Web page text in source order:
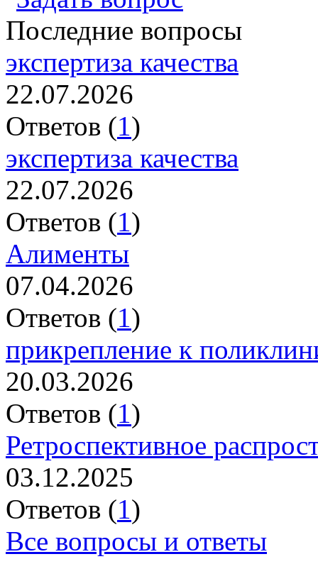
Последние вопросы
экспертиза качества
22.07.2026
Ответов (1)
экспертиза качества
22.07.2026
Ответов (1)
Алименты
07.04.2026
Ответов (1)
прикрепление к
20.03.2026
Ответов (1)
Ретроспективное
03.12.2025
Ответов (1)
Все вопросы и ответы